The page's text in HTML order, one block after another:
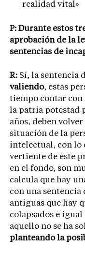
realidad vital»
P: Durante estos
aprobación de la
sentencias de
R: Sí, la sentencia
valiendo, estas
tiempo contar
la patria potestad
años, deben
situación de la
intelectual, con lo
vertiente de este
en el fondo, son
calcula que hay
con una sentencia
antiguas que hay
colapsados e
aquello no se ha
planteando la